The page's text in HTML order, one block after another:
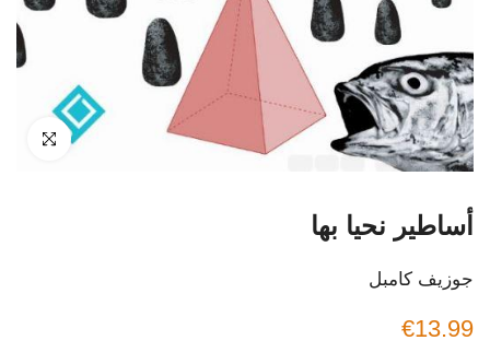
انقر للتكبير
أساطير نحيا بها
جوزيف كامبل
€13.99